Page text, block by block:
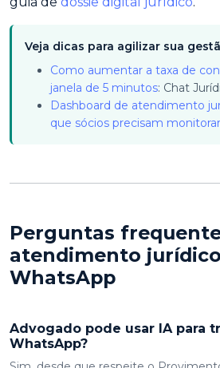
Veja dicas para agilizar sua
Como aumentar a taxa de
janela de 5 minutos: Chat
Dashboard de atendimento
que sócios precisam monitorar
Perguntas
atendimento
WhatsApp
Advogado pode usar IA para
WhatsApp?